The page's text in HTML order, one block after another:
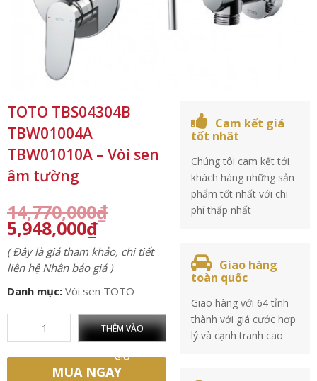
TOTO TBS04304B
TBW01004A
TBW01010A – Vòi sen
âm tường
14,770,000₫
5,948,000₫
( Đây là giá tham khảo, chi tiết
liên hệ Nhận báo giá )
Danh mục: Vòi sen TOTO
THÊM VÀO
GIỎ
MUA NGAY
Cam kết giá
tốt nhât
Chúng tôi cam kết tới
khách hàng những sản
phẩm tốt nhất với chi
phí thấp nhất
Giao hàng
toàn quốc
Giao hàng với 64 tỉnh
thành với giá cước hợp
lý và cạnh tranh cao